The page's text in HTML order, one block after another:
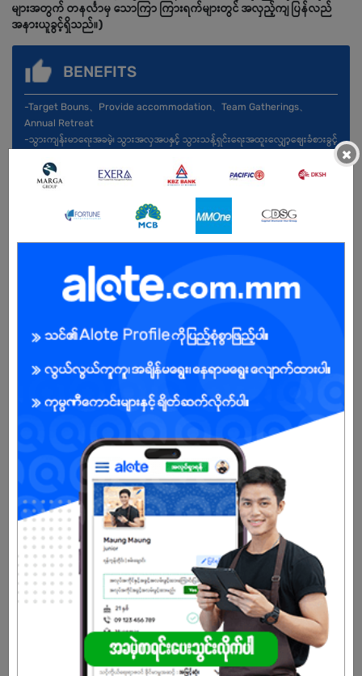
များအတွက် တနင်္လာမှ သောကြာ ကြားရက်များတွင် အလှည့်ကျ ပြန်လည်
အနားယူခွင့်ရှိသည်။)
BENEFITS
-Target Bouns、Provide accommodation、Team Gatherings、
Annual Retreat
-သွားကျန်းမာရေးအခမဲ့၊ သွားအလှအပနှင့် သွားသန့်ရှင်းရေးအထူးလျှော့စျေးခံစားခွင့်
Open To : Female
Already Expired
Don't have an account?
REGISTER NOW!
More Similar Jobs
Nurse / Nurse Aid (Female)
×